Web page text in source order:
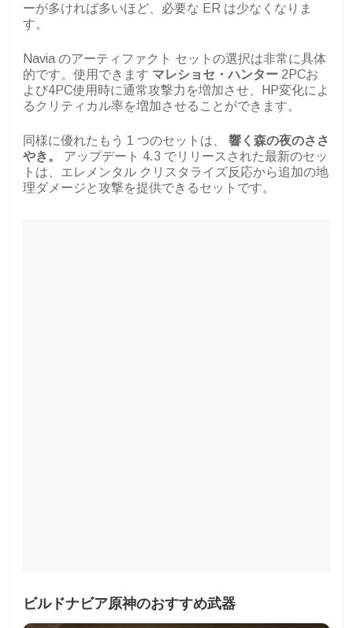
ーが多ければ多いほど、必要な ER は少なくなりま
す。
Navia のアーティファクト セットの選択は非常に具体
的です。使用できます マレショセ・ハンター 2PCお
よび4PC使用時に通常攻撃力を増加させ、HP変化によ
るクリティカル率を増加させることができます。
同様に優れたもう 1 つのセットは、 響く森の夜のささ
やき。 アップデート 4.3 でリリースされた最新のセッ
トは、エレメンタル クリスタライズ反応から追加の地
理ダメージと攻撃を提供できるセットです。
ビルドナビア原神のおすすめ武器